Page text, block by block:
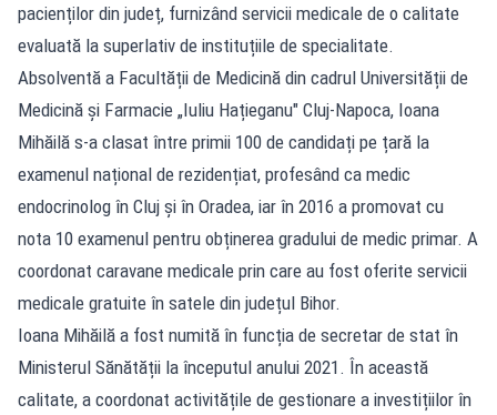
pacienților din județ, furnizând servicii medicale de o calitate
evaluată la superlativ de instituțiile de specialitate.
Absolventă a Facultății de Medicină din cadrul Universității de
Medicină și Farmacie „Iuliu Hațieganu" Cluj-Napoca, Ioana
Mihăilă s-a clasat între primii 100 de candidați pe țară la
examenul național de rezidențiat, profesând ca medic
endocrinolog în Cluj și în Oradea, iar în 2016 a promovat cu
nota 10 examenul pentru obținerea gradului de medic primar. A
coordonat caravane medicale prin care au fost oferite servicii
medicale gratuite în satele din județul Bihor.
Ioana Mihăilă a fost numită în funcția de secretar de stat în
Ministerul Sănătății la începutul anului 2021. În această
calitate, a coordonat activitățile de gestionare a investițiilor în